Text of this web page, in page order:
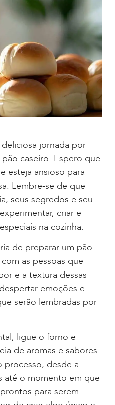
jornada por
caseiro. Espero que
esteja ansioso para
Lembre-se de que
seus segredos e seu
criar e
na cozinha.
de preparar um pão
as pessoas que
e a textura dessas
emoções e
serão lembradas por
ligue o forno e
de aromas e sabores.
processo, desde a
até o momento em que
para serem